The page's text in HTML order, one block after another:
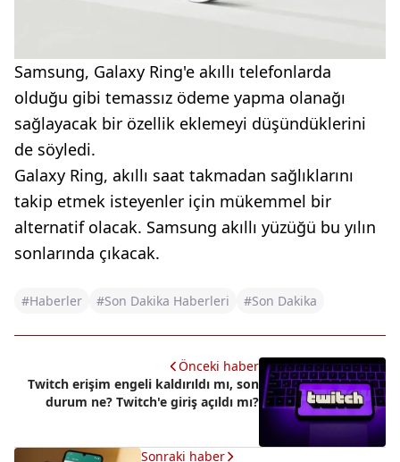
Samsung, Galaxy Ring'e akıllı telefonlarda
olduğu gibi temassız ödeme yapma olanağı
sağlayacak bir özellik eklemeyi düşündüklerini
de söyledi.
Galaxy Ring, akıllı saat takmadan sağlıklarını
takip etmek isteyenler için mükemmel bir
alternatif olacak. Samsung akıllı yüzüğü bu yılın
sonlarında çıkacak.
#Haberler #Son Dakika Haberleri #Son Dakika
Önceki haber
Twitch erişim engeli kaldırıldı mı, son
durum ne? Twitch'e giriş açıldı mı?
Sonraki haber